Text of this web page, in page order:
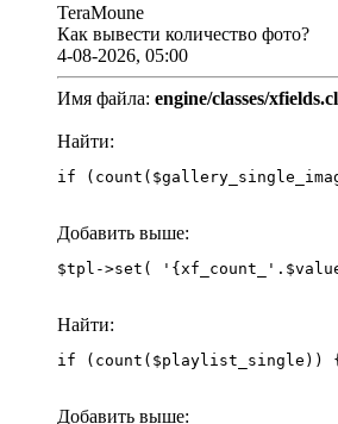
TeraMoune
Как вывести количество фото?
4-08-2026, 05:00
Имя файла: engine/classes/
Найти:
if
Добавить выше:
Найти:
if (count($playlist_single))
Добавить выше: